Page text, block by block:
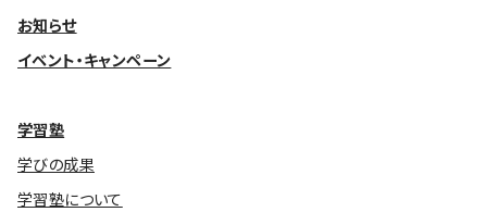
お知らせ
イベント・キャンペーン
学習塾
学びの成果
学習塾について